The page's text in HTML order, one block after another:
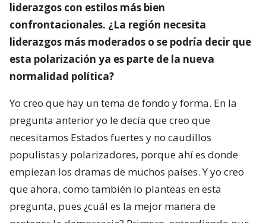
liderazgos con estilos más bien
confrontacionales. ¿La región necesita
liderazgos más moderados o se podría decir que
esta polarización ya es parte de la nueva
normalidad política?
Yo creo que hay un tema de fondo y forma. En la
pregunta anterior yo le decía que creo que
necesitamos Estados fuertes y no caudillos
populistas y polarizadores, porque ahí es donde
empiezan los dramas de muchos países. Y yo creo
que ahora, como también lo planteas en esta
pregunta, pues ¿cuál es la mejor manera de